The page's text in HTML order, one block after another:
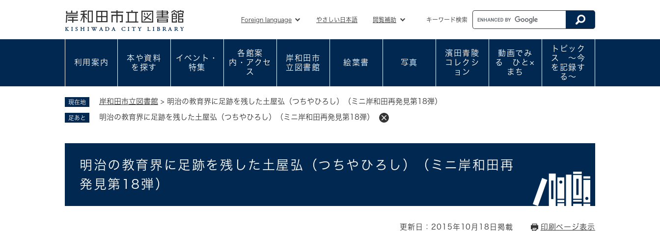
の
す
Foreign language やさしい日本語 閲覧補助 キーワード検索
利用案内
本や資料
を探す
イベント・
特集
各館案
内・アクセ
ス
岸和田市
立図書館
絵葉書 写真
濱田青陵
コレクシ
ョン
動画でみ
る ひと×
まち
トピック
ス ～今
を記録す
る～
現在地 岸和田市立図書館 > 明治の教育界に足跡を残した土屋弘（つちやひろし）（ミニ岸和田再発見第18弾）
足あと 明治の教育界に足跡を残した土屋弘（つちやひろし）（ミニ岸和田再発見第18弾）
明治の教育界に足跡を残した土屋弘（つちやひろし）（ミニ岸和田再
発見第18弾）
更新日：2015年10月18日掲載 印刷ページ表示